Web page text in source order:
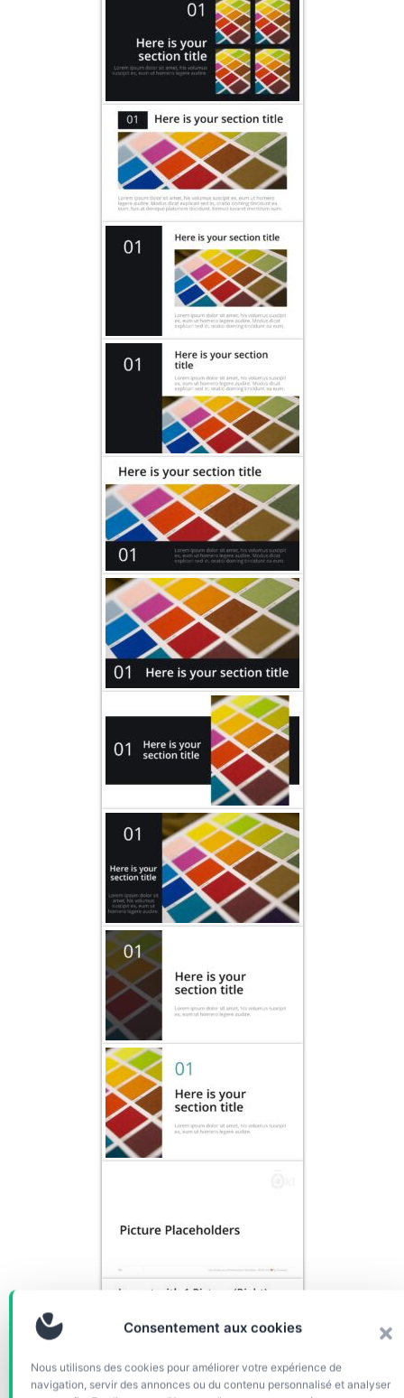
Consentement aux cookies
Nous utilisons des cookies pour améliorer votre expérience de
navigation, servir des annonces ou du contenu personnalisé et analyser